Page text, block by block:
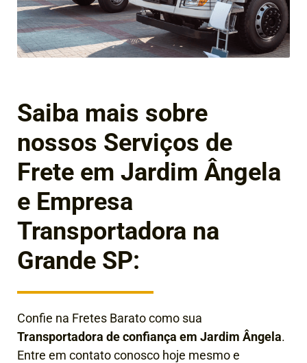
Saiba mais sobre
nossos Serviços de
Frete em Jardim Ângela
e Empresa
Transportadora na
Grande SP:
Confie na Fretes Barato como sua
Transportadora de confiança em Jardim Ângela.
Entre em contato conosco hoje mesmo e